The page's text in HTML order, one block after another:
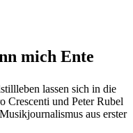
mich Ente
lassen sich in die
Crescenti und Peter Rubel
aus erster